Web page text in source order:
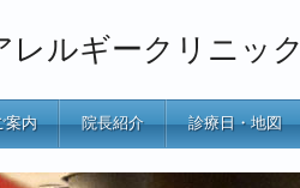
レルギークリニック
案内 院長紹介 診療日・地図